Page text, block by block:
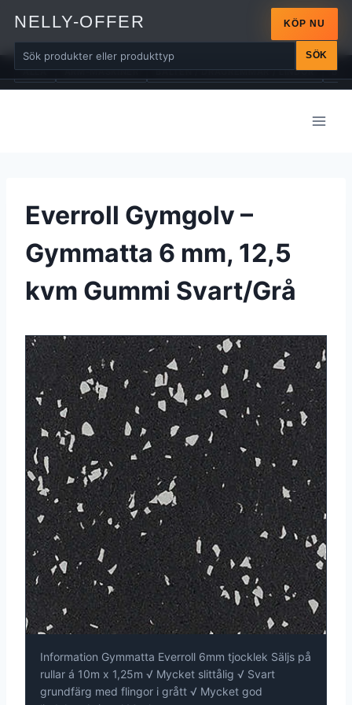
NELLY-OFFER
SÖK
KÖP NU
ALLA ARM-MASKINER BÄLTEN / DRAGREMMAR / LINDOR
Everroll Gymgolv –
Gymmatta 6 mm, 12,5
kvm Gummi Svart/Grå
Information Gymmatta Everroll 6mm tjocklek Säljs på
rullar á 10m x 1,25m √ Mycket slittålig √ Svart
grundfärg med flingor i grått √ Mycket god